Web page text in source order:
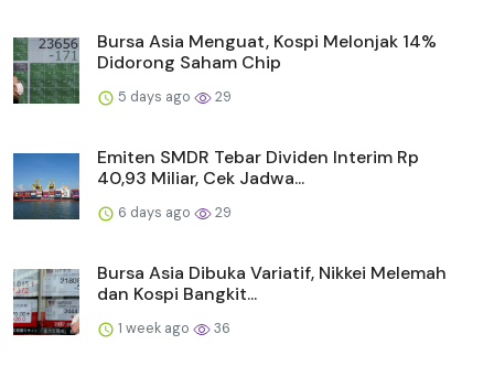
Bursa Asia Menguat, Kospi Melonjak 14%
Didorong Saham Chip
5 days ago 29
Emiten SMDR Tebar Dividen Interim Rp
40,93 Miliar, Cek Jadwa...
6 days ago 29
Bursa Asia Dibuka Variatif, Nikkei Melemah
dan Kospi Bangkit...
1 week ago 36